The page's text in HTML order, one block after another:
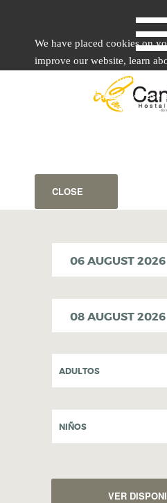
We have placed cookies on
improve our website, learn
provide tailored content.
Details of the cookies we use
to disable them are set forth
CLOSE
ADULTOS
NIÑOS